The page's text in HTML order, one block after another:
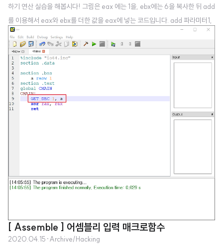
하기 연산 실습을 해봅시다! 그림은 eax 에는 1을, ebx에는 6을 복사한 뒤 add
를 이용해서 eax와 ebx를 더한 값을 eax에 넣는 코드입니다. add 파라미터1,
파라미터2 의 형식으로 덧셈을 진행합니다. 이는 c언어등의 다른 언어에서 파
라미터1 = 파라미터1 + 파라미터2 와 동일한 기능을 합니다. 결과 값을 예측해
보세요. 어떻게 될 것 같나요? 네. 7이 나옵니다. 이제 변수를 선언해서 덧셈 연
산을 해봅시다. 자. 여기서 문제 하나 드리겠습니다. 위 그림의 코드는 정상적으
로 실행이 가능할까요? 에러가 난다면, 어떤 라인을 어떻게 바꿔야 할까요? 덧
셈과 뺄셈 등의 연산에서, 같은 메모리 변수는 더하거나 뺄 수 ..
[ Assemble ] 어셈블리 입력 매크로함수
2020.04.15 ·Archive/Hacking